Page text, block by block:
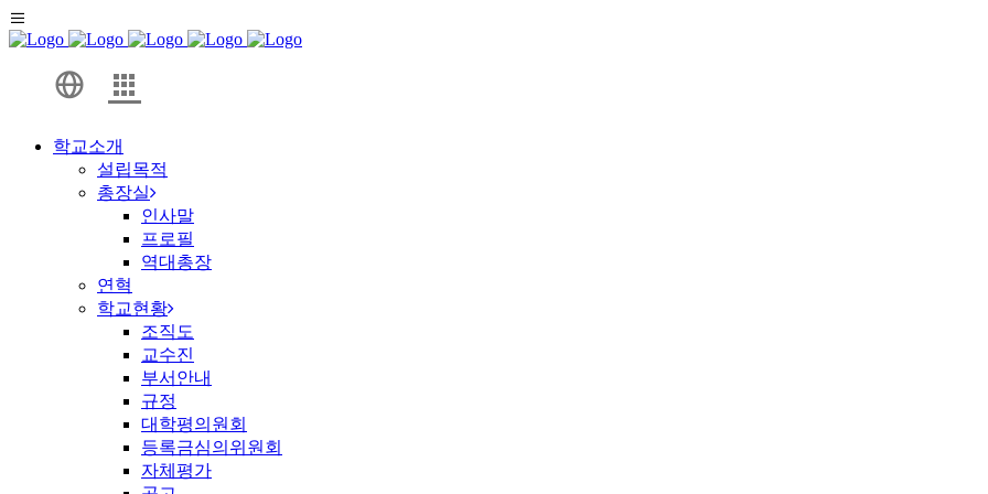
학교소개
설립목적
총장실
인사말
프로필
역대총장
연혁
학교현황
조직도
교수진
부서안내
규정
대학평의원회
등록금심의위원회
자체평가